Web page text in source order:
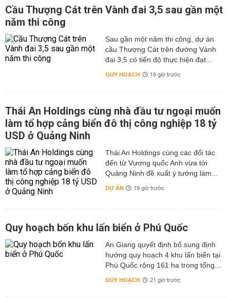
Cầu Thượng Cát trên Vành đai 3,5 sau gần một
năm thi công
Sau gần một năm thi công, dự án
cầu Thượng Cát trên đường Vành
đai 3,5 có tiến độ thực hiện đạt...
QUY HOẠCH 19 giờ trước
Thái An Holdings cùng nhà đầu tư ngoại muốn
làm tổ hợp cảng biển đô thị công nghiệp 18 tỷ
USD ở Quảng Ninh
Thái An Holdings cùng các đối tác
đến từ Vương quốc Anh vừa tới
Quảng Ninh đề xuất ý tưởng làm...
DỰ ÁN 19 giờ trước
Quy hoạch bốn khu lấn biển ở Phú Quốc
An Giang quyết định bổ sung định
hướng quy hoạch 4 khu lấn biển tại
Phú Quốc rộng 161 ha trong tổng...
QUY HOẠCH 21 giờ trước